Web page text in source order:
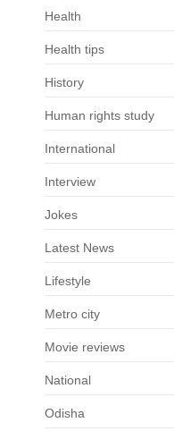
Health
Health tips
History
Human rights study
International
Interview
Jokes
Latest News
Lifestyle
Metro city
Movie reviews
National
Odisha